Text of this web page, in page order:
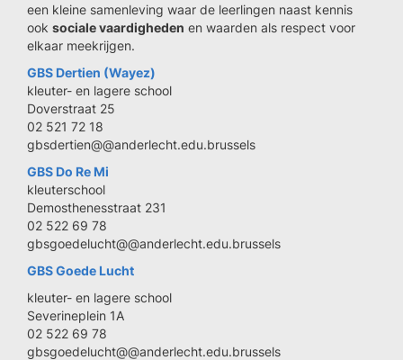
een kleine samenleving waar de leerlingen naast kennis
ook sociale vaardigheden en waarden als respect voor
elkaar meekrijgen.
GBS Dertien (Wayez)
kleuter- en lagere school
Doverstraat 25
02 521 72 18
gbsdertien@@anderlecht.edu.brussels
GBS Do Re Mi
kleuterschool
Demosthenesstraat 231
02 522 69 78
gbsgoedelucht@@anderlecht.edu.brussels
GBS Goede Lucht
kleuter- en lagere school
Severineplein 1A
02 522 69 78
gbsgoedelucht@@anderlecht.edu.brussels